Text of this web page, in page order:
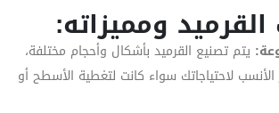
ومميزاته:
يتم تصنيع القرميد بأشكال وأحجام مختلفة،
لاحتياجاتك سواء كانت لتغطية الأسطح أو